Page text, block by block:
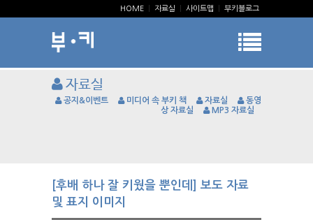
HOME 자료실 사이트맵 부키블로그
자료실
공지&이벤트 미디어 속 부키 책 자료실
동영
상 자료실
MP3 자료실
[후배 하나 잘 키웠을 뿐인데] 보도 자료
및 표지 이미지